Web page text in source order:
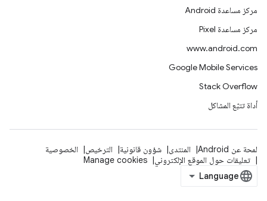
مركز مساعدة Android
مركز مساعدة Pixel
www.android.com
Google Mobile Services
Stack Overflow
أداة تتبّع المشاكل
لمحة عن Android المنتدى شؤون قانونية الترخيص
الخصوصية
تعليقات حول الموقع الإلكتروني
Manage cookies